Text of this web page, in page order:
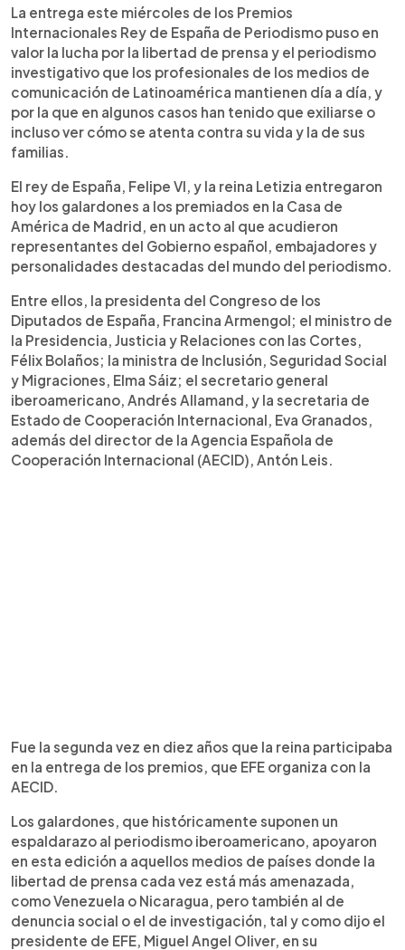
Escuchar artículo
La entrega este miércoles de los Premios
Internacionales Rey de España de Periodismo puso en
valor la lucha por la libertad de prensa y el periodismo
investigativo que los profesionales de los medios de
comunicación de Latinoamérica mantienen día a día, y
por la que en algunos casos han tenido que exiliarse o
incluso ver cómo se atenta contra su vida y la de sus
familias.
El rey de España, Felipe VI, y la reina Letizia entregaron
hoy los galardones a los premiados en la Casa de
América de Madrid, en un acto al que acudieron
representantes del Gobierno español, embajadores y
personalidades destacadas del mundo del periodismo.
Entre ellos, la presidenta del Congreso de los
Diputados de España, Francina Armengol; el ministro de
la Presidencia, Justicia y Relaciones con las Cortes,
Félix Bolaños; la ministra de Inclusión, Seguridad Social
y Migraciones, Elma Sáiz; el secretario general
iberoamericano, Andrés Allamand, y la secretaria de
Estado de Cooperación Internacional, Eva Granados,
además del director de la Agencia Española de
Cooperación Internacional (AECID), Antón Leis.
Fue la segunda vez en diez años que la reina participaba
en la entrega de los premios, que EFE organiza con la
AECID.
Los galardones, que históricamente suponen un
espaldarazo al periodismo iberoamericano, apoyaron
en esta edición a aquellos medios de países donde la
libertad de prensa cada vez está más amenazada,
como Venezuela o Nicaragua, pero también al de
denuncia social o el de investigación, tal y como dijo el
presidente de EFE, Miguel Angel Oliver, en su